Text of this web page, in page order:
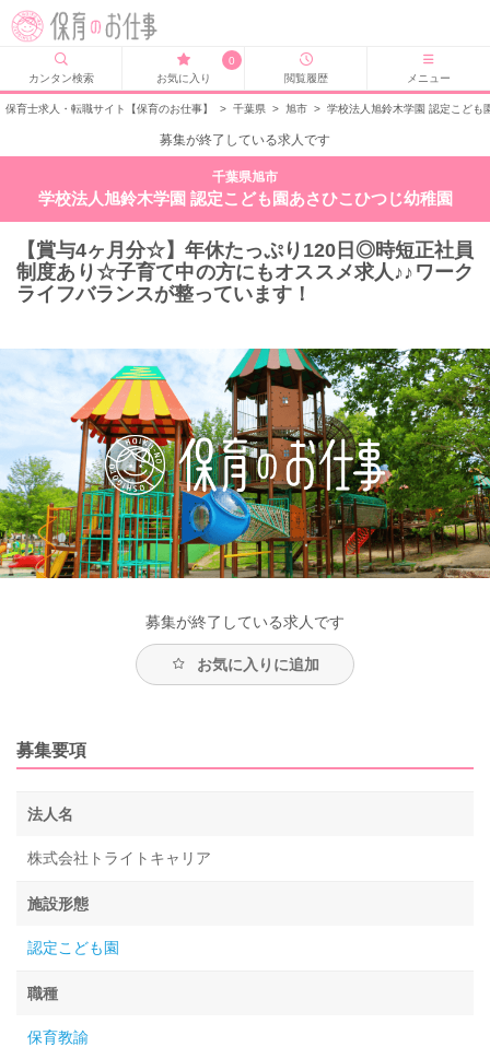
カンタン検索
0
お気に入り
閲覧履歴 メニュー
保育士求人・転職サイト【保育のお仕事】 > 千葉県 > 旭市 > 学校法人旭鈴木学園 認定こども
募集が終了している求人です
千葉県旭市
学校法人旭鈴木学園 認定こども園あさひこひつじ幼稚園
【賞与4ヶ月分☆】年休たっぷり120日◎時短正社員
制度あり☆子育て中の方にもオススメ求人♪♪ワーク
ライフバランスが整っています！
募集が終了している求人です
お気に入りに追加
募集要項
法人名
株式会社トライトキャリア
施設形態
認定こども園
職種
保育教諭